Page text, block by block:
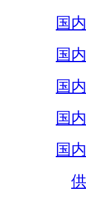
国
国
国
国
国